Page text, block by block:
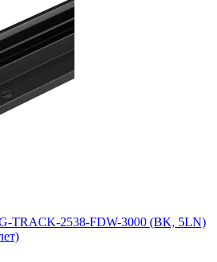
TRACK-2538-FDW-3000 (BK, 5LN)